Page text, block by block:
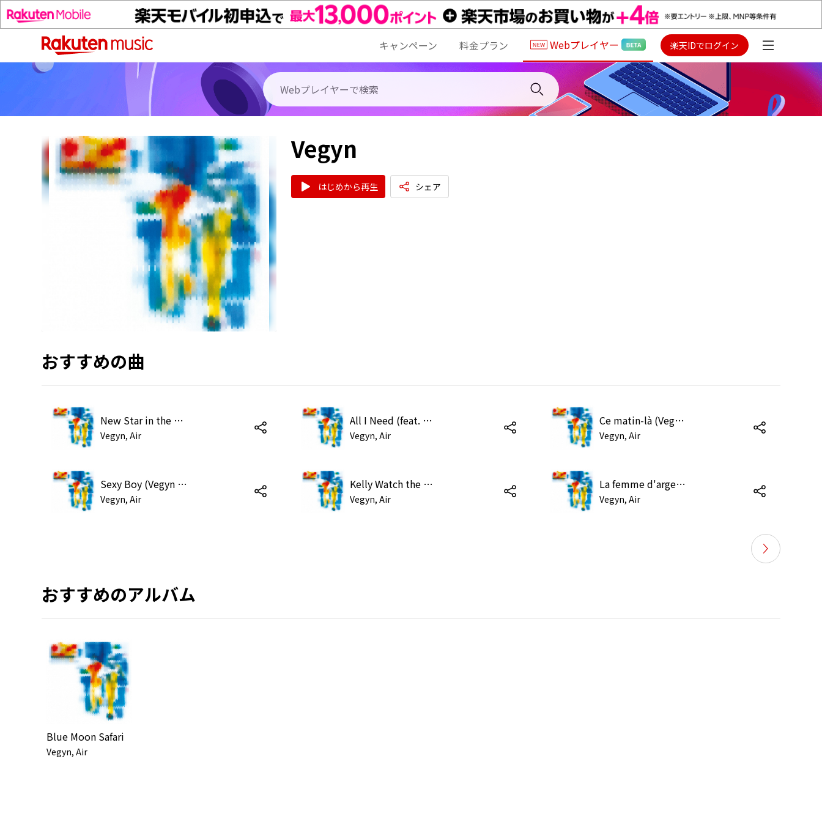
キャンペーン 料金プラン Webプレイヤー 楽天IDでログイン
Vegyn
はじめから再生 シェア
おすすめの曲
New Star in the Sky (Vegyn Version)
Vegyn, Air
Sexy Boy (Vegyn Version)
Vegyn, Air
All I Need (feat. Beth Hirsch) [Vegyn Version]
Vegyn, Air
Kelly Watch the Stars (Vegyn Version)
Vegyn, Air
Ce matin-là (Vegyn Version)
Vegyn, Air
La femme d'argent (Vegyn Version)
Vegyn, Air
おすすめのアルバム
Blue Moon Safari
Vegyn, Air